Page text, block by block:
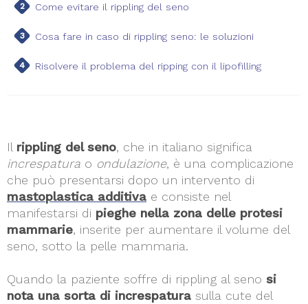
Come evitare il rippling del seno
Cosa fare in caso di rippling seno: le soluzioni
Risolvere il problema del ripping con il lipofilling
Il rippling del seno, che in italiano significa
increspatura o ondulazione, è una complicazione
che può presentarsi dopo un intervento di
mastoplastica additiva e consiste nel
manifestarsi di pieghe nella zona delle protesi
mammarie, inserite per aumentare il volume del
seno, sotto la pelle mammaria.
Quando la paziente soffre di rippling al seno si
nota una sorta di increspatura sulla cute del